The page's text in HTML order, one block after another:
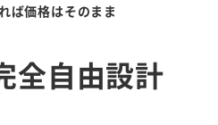
ば価格はそのまま
全自由設計